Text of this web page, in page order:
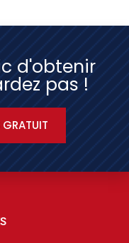
d'obtenir
pas !